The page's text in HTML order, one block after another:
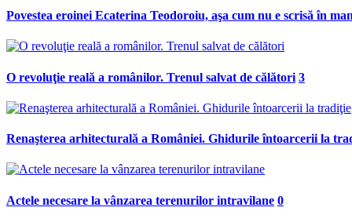
Povestea eroinei Ecaterina Teodoroiu, aşa cum nu e scrisă în
O revoluţie reală a românilor. Trenul salvat de călători 3
Renaşterea arhitecturală a României. Ghidurile întoarcerii la
Actele necesare la vânzarea terenurilor intravilane 0